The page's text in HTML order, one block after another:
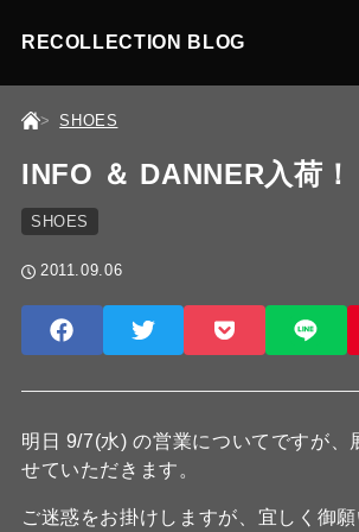
RECOLLECTION BLOG
SHOES
INFO ＆ DANNER入荷！
SHOES
2011.09.06
明日 9/7(水) の営業についてですが、
せていただきます。
ご迷惑をお掛けしますが、宜しく御願